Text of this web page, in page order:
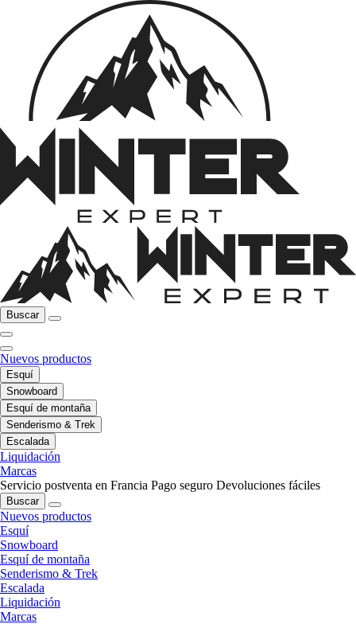
Buscar
Nuevos productos
Esquí
Snowboard
Esquí de montaña
Senderismo & Trek
Escalada
Liquidación
Marcas
Servicio postventa en Francia Pago seguro Devoluciones fáciles
Buscar
Nuevos productos
Esquí
Snowboard
Esquí de montaña
Senderismo & Trek
Escalada
Liquidación
Marcas